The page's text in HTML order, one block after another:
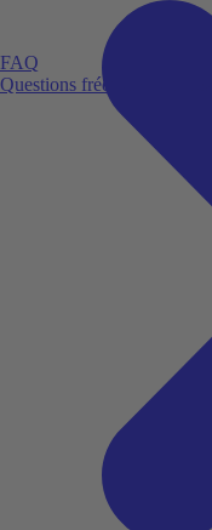
FAQ
Questions fréquemment